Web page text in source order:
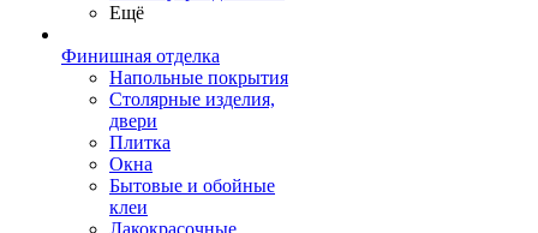
Ещё
Финишная отделка
Напольные покрытия
Столярные изделия,
двери
Плитка
Окна
Бытовые и обойные
клеи
Лакокрасочные